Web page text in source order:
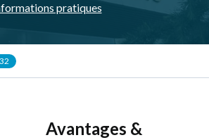
pratiques
32
Avantages &